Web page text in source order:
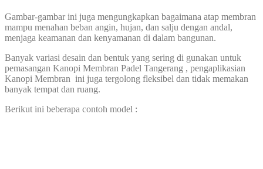
Gambar-gambar ini juga mengungkapkan bagaimana atap membran
mampu menahan beban angin, hujan, dan salju dengan andal,
menjaga keamanan dan kenyamanan di dalam bangunan.
Banyak variasi desain dan bentuk yang sering di gunakan untuk
pemasangan Kanopi Membran Padel Tangerang , pengaplikasian
Kanopi Membran ini juga tergolong fleksibel dan tidak memakan
banyak tempat dan ruang.
Berikut ini beberapa contoh model :